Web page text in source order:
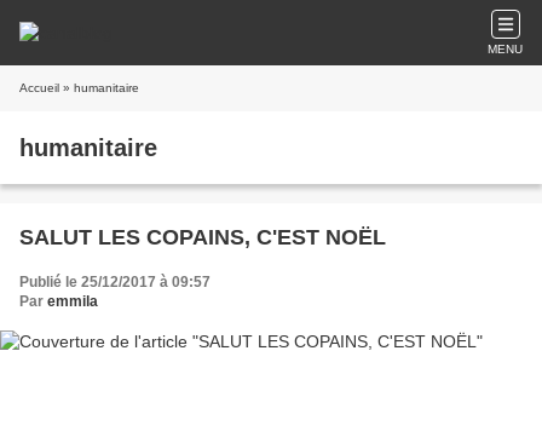
MENU
Accueil » humanitaire
humanitaire
SALUT LES COPAINS, C'EST NOËL
Publié le 25/12/2017 à 09:57
Par emmila